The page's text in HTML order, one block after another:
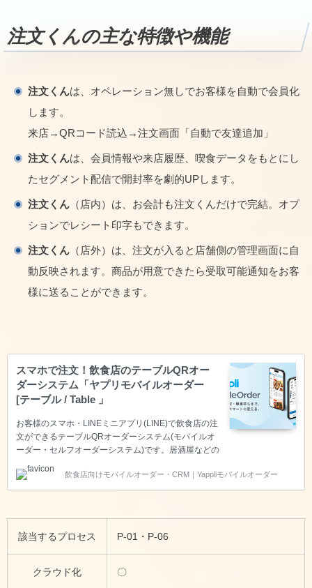
注文くんの主な特徴や機能
注文くんは、オペレーション無しでお客様を自動で会員化
します。
来店→QRコード読込→注文画面「自動で友達追加」
注文くんは、会員情報や来店履歴、喫食データをもとにし
たセグメント配信で開封率を劇的UPします。
注文くん （店内）は、お会計も注文くんだけで完結。オプ
ションでレシート印字もできます。
注文くん （店外）は、注文が入ると店舗側の管理画面に自
動反映されます。商品が用意できたら受取可能通知をお客
様に送ることができます。
スマホで注文！飲食店のテーブルQRオー
ダーシステム「ヤプリモバイルオーダー
[テーブル / Table 」
お客様のスマホ・LINEミニアプリ(LINE)で飲食店の注
文ができるテーブルQRオーダーシステム(モバイルオ
ーダー・セルフオーダーシステム)です。居酒屋などの
文に対応し、CRMの機能まで完備した完全版モバイル
オーダー。テーブルごとに機器をそろえる必要がない
飲食店向けモバイルオーダー・CRM｜Yappliモバイルオーダー
該当するプロセス P-01・P-06
クラウド化 〇